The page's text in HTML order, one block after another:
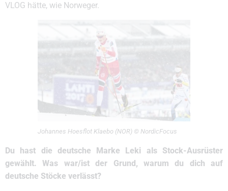
VLOG hätte, wie Norweger.
Johannes Hoesflot Klaebo (NOR) © NordicFocus
Du hast die deutsche Marke Leki als Stock-Ausrüster
gewählt. Was war/ist der Grund, warum du dich auf
deutsche Stöcke verlässt?